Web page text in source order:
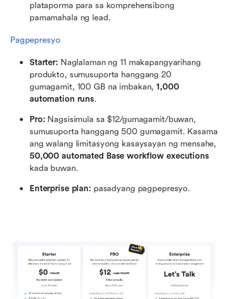
plataporma para sa komprehensibong
pamamahala ng lead.
Pagpepresyo
Starter: Naglalaman ng 11 makapangyarihang
produkto, sumusuporta hanggang 20
gumagamit, 100 GB na imbakan, 1,000
automation runs.
Pro: Nagsisimula sa $12/gumagamit/buwan,
sumusuporta hanggang 500 gumagamit. Kasama
50,000 automated Base workflow executions
kada buwan.
Enterprise plan: pasadyang pagpepresyo.